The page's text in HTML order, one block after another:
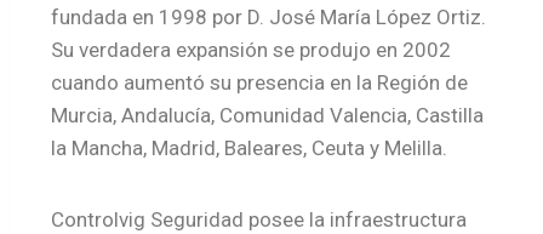
fundada en 1998 por D. José María López Ortiz.
Su verdadera expansión se produjo en 2002
cuando aumentó su presencia en la Región de
Murcia, Andalucía, Comunidad Valencia, Castilla
la Mancha, Madrid, Baleares, Ceuta y Melilla.
Controlvig Seguridad posee la infraestructura